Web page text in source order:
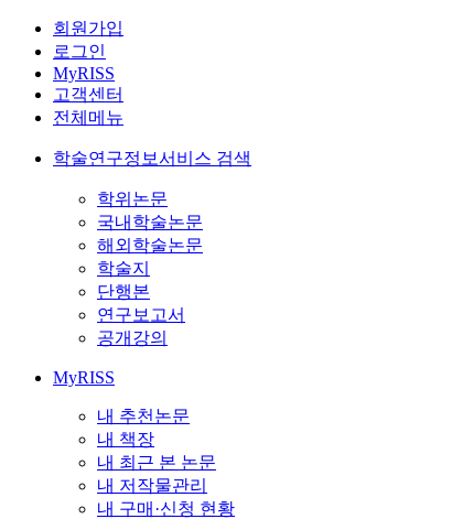
회원가입
로그인
MyRISS
고객센터
전체메뉴
학술연구정보서비스 검색
학위논문
국내학술논문
해외학술논문
학술지
단행본
연구보고서
공개강의
MyRISS
내 추천논문
내 책장
내 최근 본 논문
내 저작물관리
내 구매·신청 현황